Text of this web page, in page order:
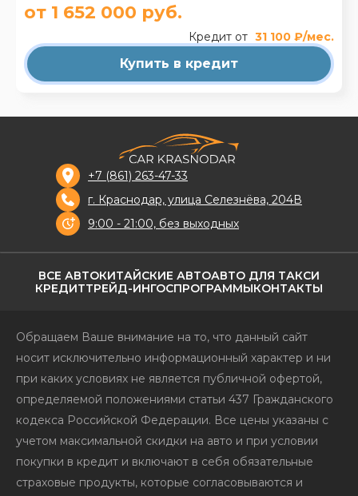
от 1 652 000 руб.
Кредит от 31 100 ₽/мес.
Купить в кредит
ВСЕ АВТОКИТАЙСКИЕ АВТОАВТО ДЛЯ ТАКСИ
КРЕДИТТРЕЙД-ИНГОСПРОГРАММЫКОНТАКТЫ
+7 (861) 263-47-33
г. Краснодар, улица Селезнёва, 204В
9:00 - 21:00, без выходных
Обращаем Ваше внимание на то, что данный сайт
носит исключительно информационный характер и ни
при каких условиях не является публичной офертой,
определяемой положениями статьи 437 Гражданского
кодекса Российской Федерации. Все цены указаны с
учетом максимальной скидки на авто и при условии
покупки в кредит и включают в себя обязательные
страховые продукты, которые согласовываются и